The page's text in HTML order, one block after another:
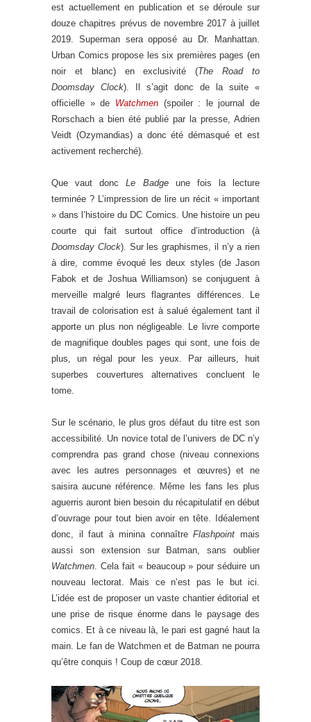
est actuellement en publication et se déroule sur
douze chapitres prévus de novembre 2017 à juillet
2019. Superman sera opposé au Dr. Manhattan.
Urban Comics propose les six premières pages (en
noir et blanc) en exclusivité (The Road to
Doomsday Clock). Il s’agit donc de la suite «
officielle » de Watchmen(spoiler : le journal de
Rorschach a bien été publié par la presse, Adrien
Veidt (Ozymandias) a donc été démasqué et est
activement recherché).
Que vaut donc Le Badgeune fois la lecture
terminée ? L’impression de lire un récit « important
» dans l’histoire du DC Comics. Une histoire un peu
courte qui fait surtout office d’introduction (à
Doomsday Clock). Sur les graphismes, il n’y a rien
à dire, comme évoqué les deux styles (de Jason
Fabok et de Joshua Williamson) se conjuguent à
merveille malgré leurs flagrantes différences. Le
travail de colorisation est à salué également tant il
apporte un plus non négligeable. Le livre comporte
de magnifique doubles pages qui sont, une fois de
plus, un régal pour les yeux. Par ailleurs, huit
superbes couvertures alternatives concluent le
tome.
Sur le scénario, le plus gros défaut du titre est son
accessibilité. Un novice total de l’univers de DC n’y
comprendra pas grand chose (niveau connexions
avec les autres personnages et œuvres) et ne
saisira aucune référence. Même les fans les plus
aguerris auront bien besoin du récapitulatif en début
d’ouvrage pour tout bien avoir en tête. Idéalement
donc, il faut à minina connaîtreFlashpoint mais
aussi son extension sur Batman, sans oublier
Watchmen . Cela fait « beaucoup » pour séduire un
nouveau lectorat. Mais ce n’est pas le but ici.
L’idée est de proposer un vaste chantier éditorial et
une prise de risque énorme dans le paysage des
comics. Et à ce niveau là, le pari est gagné haut la
main. Le fan de Watchmen et de Batman ne pourra
qu’être conquis ! Coup de cœur 2018.